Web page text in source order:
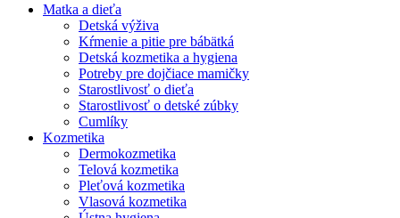
Matka a dieťa
Detská výživa
Kŕmenie a pitie pre bábätká
Detská kozmetika a hygiena
Potreby pre dojčiace mamičky
Starostlivosť o dieťa
Starostlivosť o detské zúbky
Cumlíky
Kozmetika
Dermokozmetika
Telová kozmetika
Pleťová kozmetika
Vlasová kozmetika